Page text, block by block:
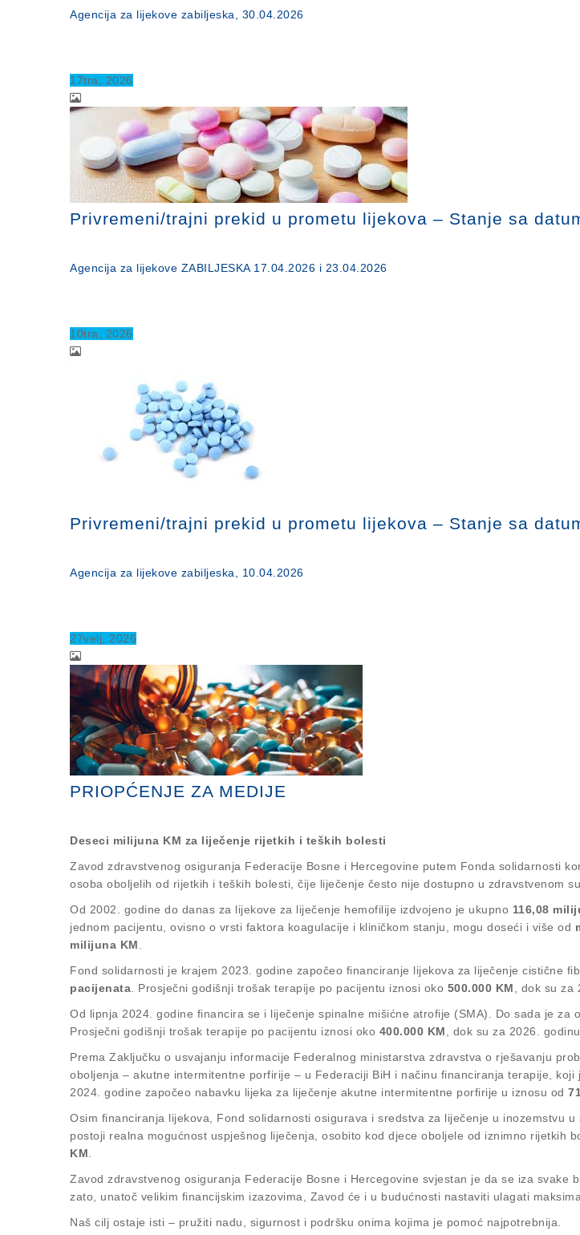
Agencija za lijekove zabiljeska, 30.04.2026
17tra , 2026
Privremeni/trajni prekid u prometu lijekova – Stanje sa
Agencija za lijekove ZABILJESKA 17.04.2026 i 23.04.2026
10tra , 2026
Privremeni/trajni prekid u prometu lijekova – Stanje sa
Agencija za lijekove zabiljeska, 10.04.2026
27velj , 2026
PRIOPĆENJE ZA MEDIJE
Deseci milijuna KM za liječenje rijetkih i teških bolesti
Zavod zdravstvenog osiguranja Federacije Bosne i Hercegovine putem Fonda solidarnosti
osoba oboljelih od rijetkih i teških bolesti, čije liječenje često nije dostupno u zdravstvenom
Od 2002. godine do danas za lijekove za liječenje hemofilije izdvojeno je ukupno 116,08
jednom pacijentu, ovisno o vrsti faktora koagulacije i kliničkom stanju, mogu doseći i više od
milijuna KM
Fond solidarnosti je krajem 2023. godine započeo financiranje lijekova za liječenje cistične
pacijenata . Prosječni godišnji trošak terapije po pacijentu iznosi oko 500.000 KM , dok su
Od lipnja 2024. godine financira se i liječenje spinalne mišićne atrofije (SMA). Do sada je za
Prosječni godišnji trošak terapije po pacijentu iznosi oko 400.000 KM , dok su za 2026.
Prema Zaključku o usvajanju informacije Federalnog ministarstva zdravstva o rješavanju
oboljenja – akutne intermitentne porfirije – u Federaciji BiH i načinu financiranja terapije,
2024. godine započeo nabavku lijeka za liječenje akutne intermitentne porfirije u iznosu od
Osim financiranja lijekova, Fond solidarnosti osigurava i sredstva za liječenje u inozemstvu
postoji realna mogućnost uspješnog liječenja, osobito kod djece oboljele od iznimno rijetkih
KM
Zavod zdravstvenog osiguranja Federacije Bosne i Hercegovine svjestan je da se iza
zato, unatoč velikim financijskim izazovima, Zavod će i u budućnosti nastaviti ulagati
Naš cilj ostaje isti – pružiti nadu, sigurnost i podršku onima kojima je pomoć najpotrebnija.